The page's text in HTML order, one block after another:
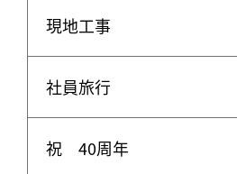
現地工事
社員旅行
祝 40周年